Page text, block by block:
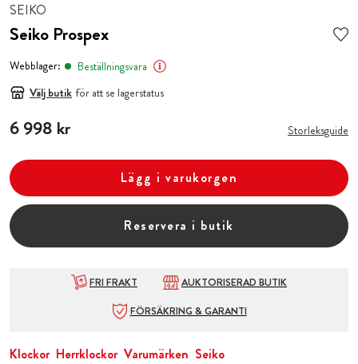
SEIKO
Seiko Prospex
Webblager:
Beställningsvara
Välj butik för att se lagerstatus
Pris:6 998 kr
6 998 kr Storleksguide
Lägg i varukorgen
Reservera i butik
FRI FRAKT
AUKTORISERAD BUTIK
FÖRSÄKRING & GARANTI
Klockor Herrklockor Varumärken Seiko